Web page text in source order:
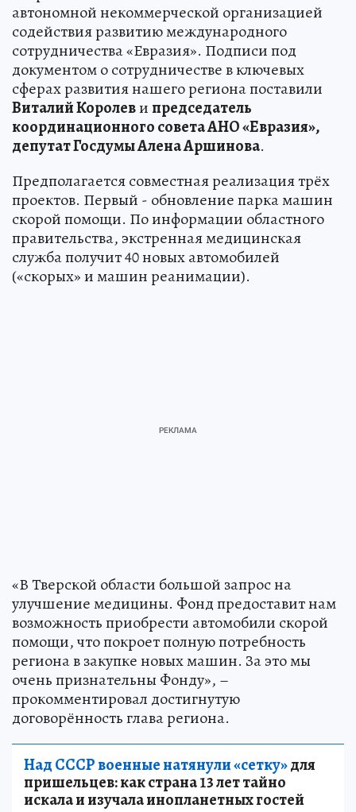
автономной некоммерческой организацией
содействия развитию международного
сотрудничества «Евразия». Подписи под
документом о сотрудничестве в ключевых
сферах развития нашего региона поставили
Виталий Королевипредседатель
координационного совета АНО «Евразия»,
депутат Госдумы Алена Аршинова.
Предполагается совместная реализация трёх
проектов. Первый - обновление парка машин
скорой помощи. По информации областного
правительства, экстренная медицинская
служба получит 40 новых автомобилей
(«скорых» и машин реанимации).
«В Тверской области большой запрос на
улучшение медицины. Фонд предоставит нам
возможность приобрести автомобили скорой
помощи, что покроет полную потребность
региона в закупке новых машин. За это мы
очень признательны Фонду», –
прокомментировал достигнутую
договорённость глава региона.
Над СССР военные натянули «сетку»для
пришельцев: как страна 13 лет тайно
искала и изучала инопланетных гостей